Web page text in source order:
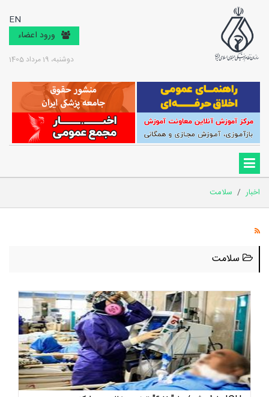
EN
ورود اعضاء
دوشنبه، 19 مرداد 1405
اخبار / سلامت
سلامت